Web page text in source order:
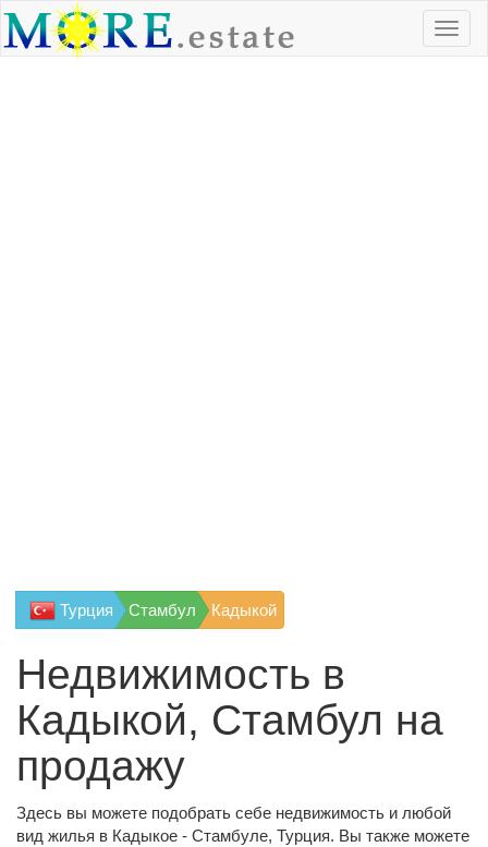
Турция Стамбул Кадыкой
Недвижимость в
Кадыкой, Стамбул на
продажу
Здесь вы можете подобрать себе недвижимость и любой
вид жилья в Кадыкое - Стамбуле, Турция. Вы также можете